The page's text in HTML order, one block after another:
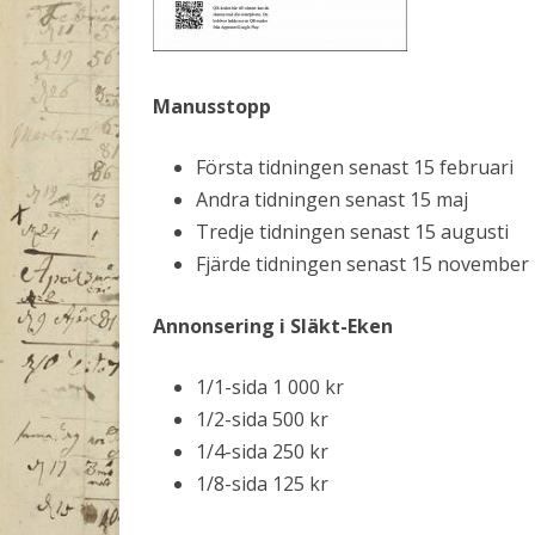
Manusstopp
Första tidningen senast 15 februari
Andra tidningen senast 15 maj
Tredje tidningen senast 15 augusti
Fjärde tidningen senast 15 november
Annonsering i Släkt-Eken
1/1-sida 1 000 kr
1/2-sida 500 kr
1/4-sida 250 kr
1/8-sida 125 kr